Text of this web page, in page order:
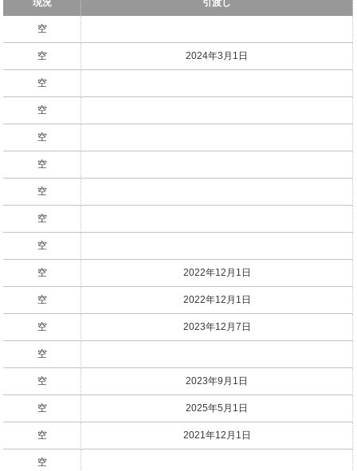
現況 引渡し
空
空 2024年3月1日
空
空
空
空
空
空
空
空 2022年12月1日
空 2022年12月1日
空 2023年12月7日
空
空 2023年9月1日
空 2025年5月1日
空 2021年12月1日
空